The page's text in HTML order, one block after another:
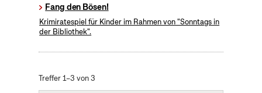
Fang den Bösen!
Krimiratespiel für Kinder im Rahmen von "Sonntags in
der Bibliothek".
Treffer 1–3 von 3